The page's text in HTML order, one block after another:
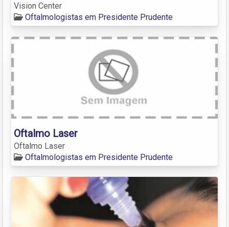
Vision Center
Oftalmologistas em Presidente Prudente
Oftalmo Laser
Oftalmo Laser
Oftalmologistas em Presidente Prudente